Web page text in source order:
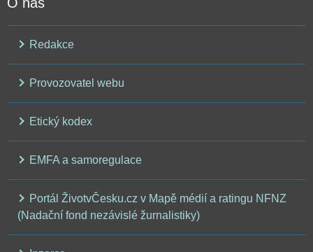
Redakce
Provozovatel webu
Etický kodex
EMFA a samoregulace
Portál ŽivotvČesku.cz v Mapě médií a ratingu NFNZ
(Nadační fond nezávislé žurnalistiky)